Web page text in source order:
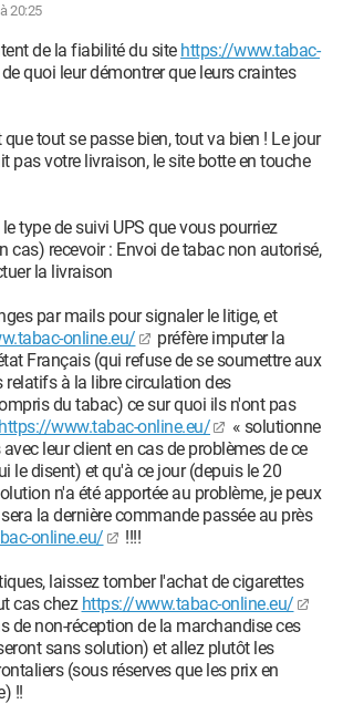
20:25
de la fiabilité du site https://www.tabac-
quoi leur démontrer que leurs craintes
que tout se passe bien, tout va bien ! Le jour
pas votre livraison, le site botte en touche
type de suivi UPS que vous pourriez
cas) recevoir : Envoi de tabac non autorisé,
la livraison
par mails pour signaler le litige, et
online.eu/
préfère imputer la
Français (qui refuse de se soumettre aux
relatifs à la libre circulation des
du tabac) ce sur quoi ils n'ont pas
https://www.tabac-online.eu/
« solutionne
leur client en cas de problèmes de ce
le disent) et qu'à ce jour (depuis le 20
n'a été apportée au problème, je peux
la dernière commande passée au près
online.eu/ !!!!
laissez tomber l'achat de cigarettes
cas chez https://www.tabac-online.eu/
de non-réception de la marchandise ces
sans solution) et allez plutôt les
(sous réserves que les prix en
!!